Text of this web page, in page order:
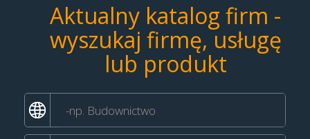
Aktualny katalog firm -
wyszukaj firmę, usługę
lub produkt